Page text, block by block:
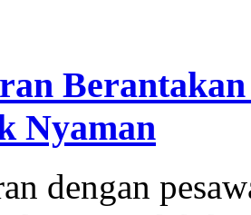
Berantakan
Nyaman
dengan